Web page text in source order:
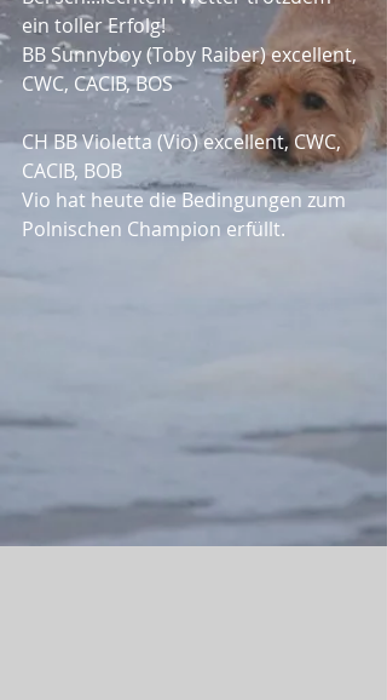
ein toller Erfolg!
BB Sunnyboy (Toby Raiber) excellent,
CWC, CACIB, BOS
CH BB Violetta (Vio) excellent, CWC,
CACIB, BOB
Vio hat heute die Bedingungen zum
Polnischen Champion erfüllt.